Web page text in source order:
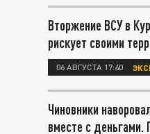
Вторжение ВСУ в
рискует своими
06 АВГУСТА 17:40
Чиновники
вместе с деньгами.